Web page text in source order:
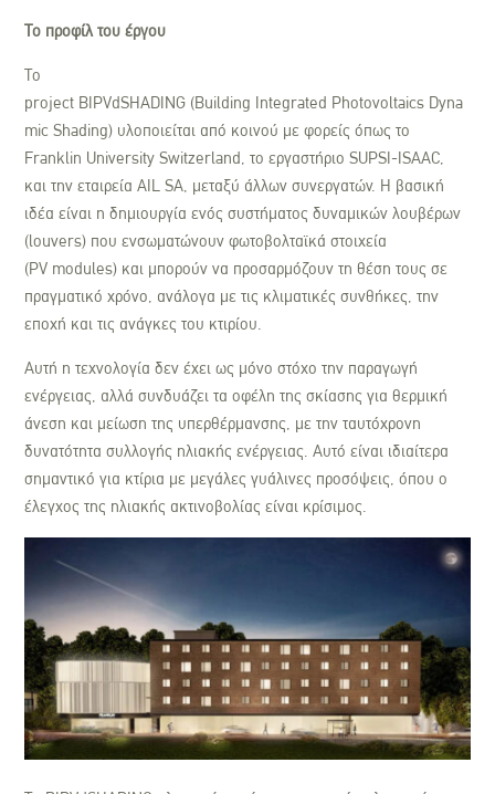
Το προφίλ του έργου
Το
project BIPVdSHADING (Building Integrated Photovoltaics Dyna
mic Shading) υλοποιείται από κοινού με φορείς όπως το
Franklin University Switzerland, το εργαστήριο SUPSI-ISAAC,
και την εταιρεία AIL SA, μεταξύ άλλων συνεργατών. Η βασική
ιδέα είναι η δημιουργία ενός συστήματος δυναμικών λουβέρων
(louvers) που ενσωματώνουν φωτοβολταϊκά στοιχεία
(PV modules) και μπορούν να προσαρμόζουν τη θέση τους σε
πραγματικό χρόνο, ανάλογα με τις κλιματικές συνθήκες, την
εποχή και τις ανάγκες του κτιρίου.
Αυτή η τεχνολογία δεν έχει ως μόνο στόχο την παραγωγή
ενέργειας, αλλά συνδυάζει τα οφέλη της σκίασης για θερμική
άνεση και μείωση της υπερθέρμανσης, με την ταυτόχρονη
δυνατότητα συλλογής ηλιακής ενέργειας. Αυτό είναι ιδιαίτερα
σημαντικό για κτίρια με μεγάλες γυάλινες προσόψεις, όπου ο
έλεγχος της ηλιακής ακτινοβολίας είναι κρίσιμος.